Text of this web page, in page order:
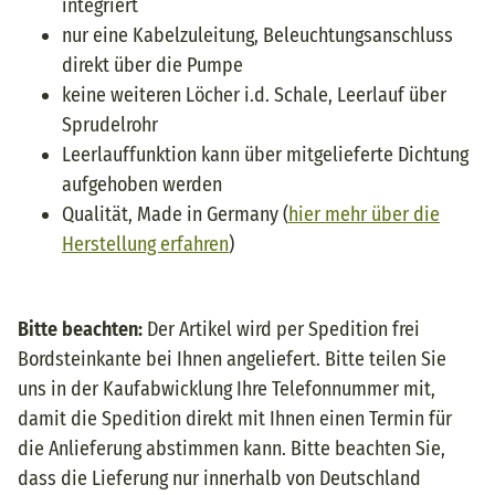
integriert
nur eine Kabelzuleitung, Beleuchtungsanschluss
direkt über die Pumpe
keine weiteren Löcher i.d. Schale, Leerlauf über
Sprudelrohr
Leerlauffunktion kann über mitgelieferte Dichtung
aufgehoben werden
Qualität, Made in Germany (hier mehr über die
Herstellung erfahren)
Bitte beachten: Der Artikel wird per Spedition frei
Bordsteinkante bei Ihnen angeliefert. Bitte teilen Sie
uns in der Kaufabwicklung Ihre Telefonnummer mit,
damit die Spedition direkt mit Ihnen einen Termin für
die Anlieferung abstimmen kann. Bitte beachten Sie,
dass die Lieferung nur innerhalb von Deutschland